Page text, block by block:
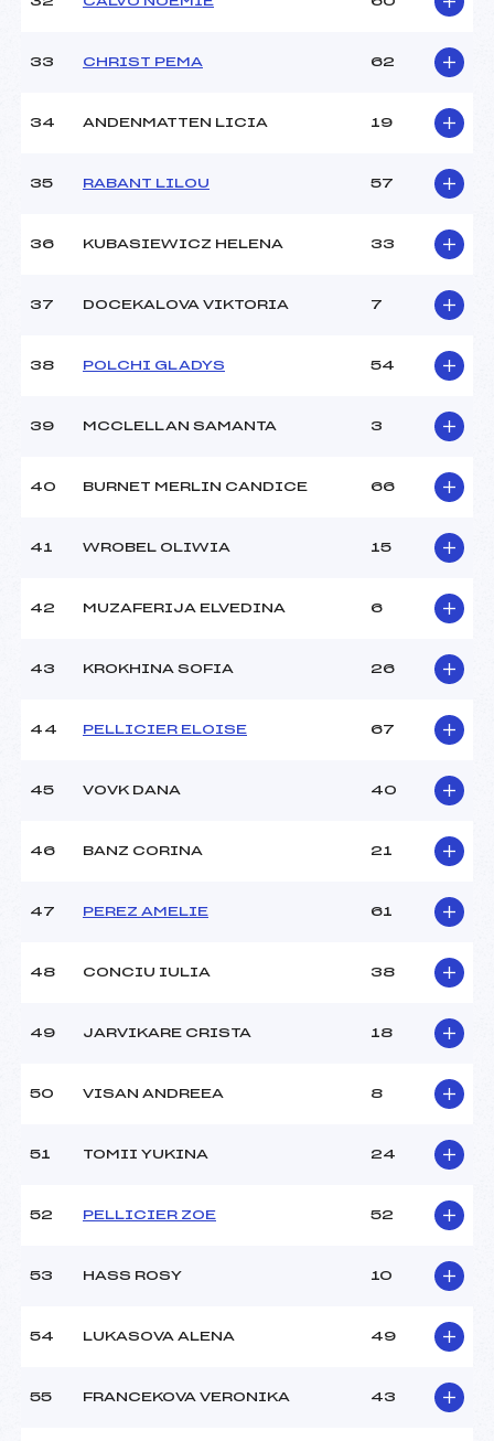
33 CHRIST PEMA 62
34 ANDENMATTEN LICIA 19
35 RABANT LILOU 57
36 KUBASIEWICZ HELENA 33
37 DOCEKALOVA VIKTORIA 7
38 POLCHI GLADYS 54
39 MCCLELLAN SAMANTA 3
40 BURNET MERLIN CANDICE 66
41 WROBEL OLIWIA 15
42 MUZAFERIJA ELVEDINA 6
43 KROKHINA SOFIA 26
44 PELLICIER ELOISE 67
45 VOVK DANA 40
46 BANZ CORINA 21
47 PEREZ AMELIE 61
48 CONCIU IULIA 38
49 JARVIKARE CRISTA 18
50 VISAN ANDREEA 8
51 TOMII YUKINA 24
52 PELLICIER ZOE 52
53 HASS ROSY 10
54 LUKASOVA ALENA 49
55 FRANCEKOVA VERONIKA 43